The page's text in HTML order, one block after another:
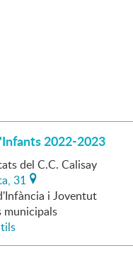
2022-2023
del C.C. Calisay
31
i Joventut
municipals